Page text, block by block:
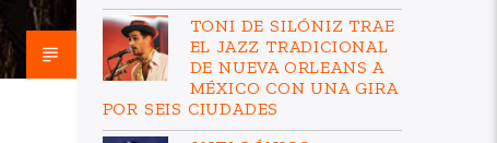
TONI DE SILÓNIZ TRAE
EL JAZZ TRADICIONAL
DE NUEVA ORLEANS A
MÉXICO CON UNA GIRA
POR SEIS CIUDADES